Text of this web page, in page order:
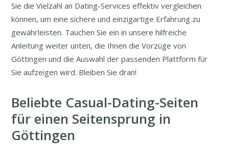
Sie die Vielzahl an Dating-Services effektiv vergleichen
können, um eine sichere und einzigartige Erfahrung zu
gewährleisten. Tauchen Sie ein in unsere hilfreiche
Anleitung weiter unten, die Ihnen die Vorzüge von
Göttingen und die Auswahl der passenden Plattform für
Sie aufzeigen wird. Bleiben Sie dran!
Beliebte Casual-Dating-Seiten
für einen Seitensprung in
Göttingen